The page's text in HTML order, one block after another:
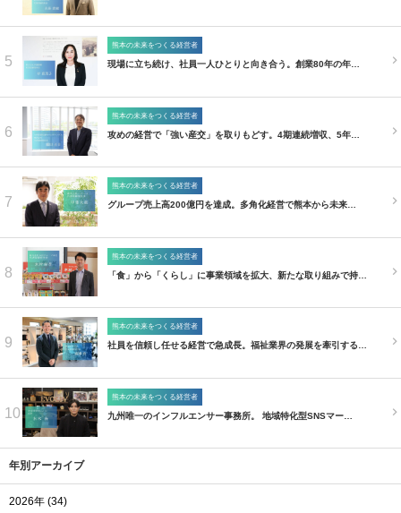
5
熊本の未来をつくる経営者
現場に立ち続け、社員一人ひとりと向き合う。創業80年の年…
6
熊本の未来をつくる経営者
攻めの経営で「強い産交」を取りもどす。4期連続増収、5年…
7
熊本の未来をつくる経営者
グループ売上高200億円を達成。多角化経営で熊本から未来…
8
熊本の未来をつくる経営者
「食」から「くらし」に事業領域を拡大、新たな取り組みで持…
9
熊本の未来をつくる経営者
社員を信頼し任せる経営で急成長。福祉業界の発展を牽引する…
10
熊本の未来をつくる経営者
九州唯一のインフルエンサー事務所。 地域特化型SNSマー…
年別アーカイブ
2026年 (34)